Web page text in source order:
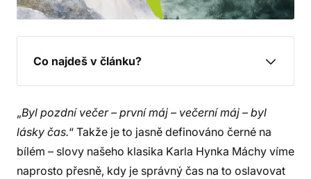
Co najdeš v článku?
„Byl pozdní večer – první máj – večerní máj – byl
lásky čas.“ Takže je to jasně definováno černé na
bílém – slovy našeho klasika Karla Hynka Máchy víme
naprosto přesně, kdy je správný čas na to oslavovat